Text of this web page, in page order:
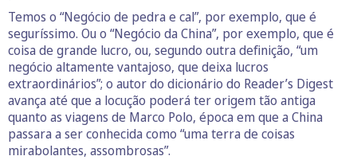
Temos o “Negócio de pedra e cal”, por exemplo, que é
seguríssimo. Ou o “Negócio da China”, por exemplo, que é
coisa de grande lucro, ou, segundo outra definição, “um
negócio altamente vantajoso, que deixa lucros
extraordinários”; o autor do dicionário do Reader’s Digest
avança até que a locução poderá ter origem tão antiga
quanto as viagens de Marco Polo, época em que a China
passara a ser conhecida como “uma terra de coisas
mirabolantes, assombrosas”.